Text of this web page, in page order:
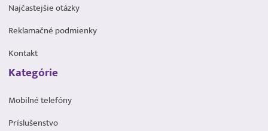
Najčastejšie otázky
Reklamačné podmienky
Kontakt
Kategórie
Mobilné telefóny
Príslušenstvo